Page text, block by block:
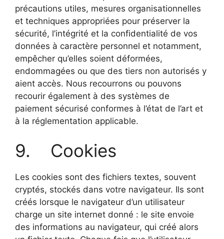
précautions utiles, mesures organisationnelles
et techniques appropriées pour préserver la
sécurité, l’intégrité et la confidentialité de vos
données à caractère personnel et notamment,
empêcher qu’elles soient déformées,
endommagées ou que des tiers non autorisés y
aient accès. Nous recourrons ou pouvons
recourir également à des systèmes de
paiement sécurisé conformes à l’état de l’art et
à la réglementation applicable.
9. Cookies
Les cookies sont des fichiers textes, souvent
cryptés, stockés dans votre navigateur. Ils sont
créés lorsque le navigateur d’un utilisateur
charge un site internet donné : le site envoie
des informations au navigateur, qui créé alors